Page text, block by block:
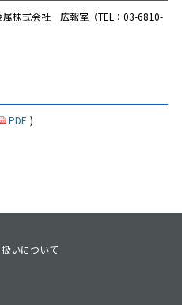
属株式会社 広報室（TEL：03-6810-
PDF )
いについて